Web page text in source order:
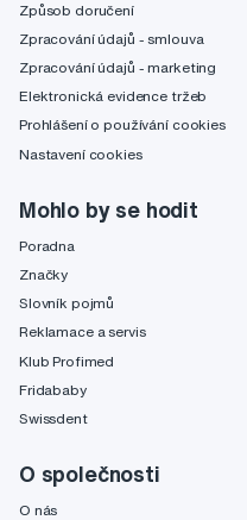
Způsob doručení
Zpracování údajů - smlouva
Zpracování údajů - marketing
Elektronická evidence tržeb
Prohlášení o používání cookies
Nastavení cookies
Mohlo by se hodit
Poradna
Značky
Slovník pojmů
Reklamace a servis
Klub Profimed
Fridababy
Swissdent
O společnosti
O nás